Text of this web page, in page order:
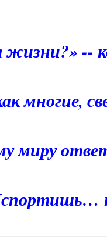
--
многие,
миру